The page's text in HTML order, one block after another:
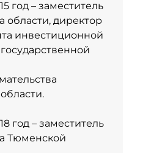
год – заместитель
области, директор
инвестиционной
год – заместитель
Тюменской